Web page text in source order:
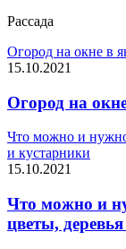
Рассада
Огород на окне в
15.10.2021
Огород на
Что можно и нужно
и кустарники
15.10.2021
Что можно и
цветы,